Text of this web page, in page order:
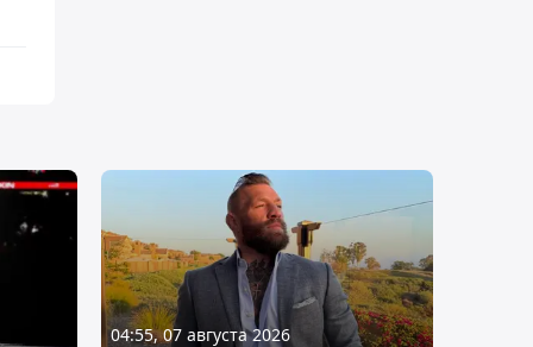
04:55, 07 августа 2026